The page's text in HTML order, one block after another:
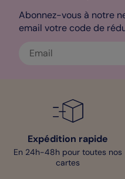
Abonnez-vous à notre
email votre code de
Expédition rapide
En 24h-48h pour toutes nos
cartes